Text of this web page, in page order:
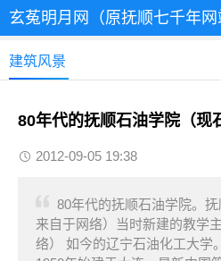
玄菟明月网（原抚顺七千年网
建筑风景
80年代的抚顺石油学院（现
2012-09-05 19:38
80年代的抚顺石油学院。抚
来自于网络）当时新建的教学
络） 如今的辽宁石油化工大